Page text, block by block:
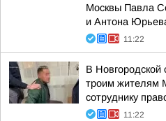
Москвы Павла
и Антона
11:22
В Новгородской
троим жителям
сотруднику
11:22